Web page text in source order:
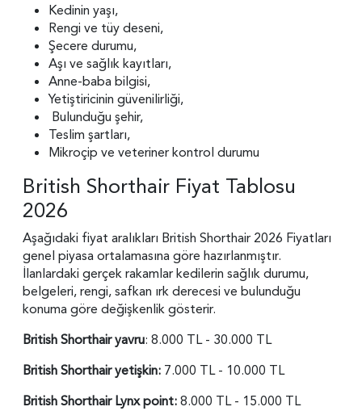
Kedinin yaşı,
Rengi ve tüy deseni,
Şecere durumu,
Aşı ve sağlık kayıtları,
Anne-baba bilgisi,
Yetiştiricinin güvenilirliği,
Bulunduğu şehir,
Teslim şartları,
Mikroçip ve veteriner kontrol durumu
British Shorthair Fiyat Tablosu
2026
Aşağıdaki fiyat aralıkları British Shorthair 2026 Fiyatları
genel piyasa ortalamasına göre hazırlanmıştır.
İlanlardaki gerçek rakamlar kedilerin sağlık durumu,
belgeleri, rengi, safkan ırk derecesi ve bulunduğu
konuma göre değişkenlik gösterir.
British Shorthair yavru: 8.000 TL - 30.000 TL
British Shorthair yetişkin: 7.000 TL - 10.000 TL
British Shorthair Lynx point:8.000 TL - 15.000 TL